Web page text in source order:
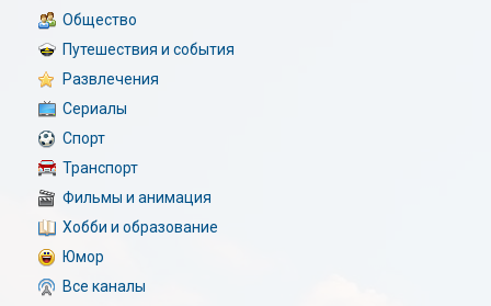
Общество
Путешествия и события
Развлечения
Сериалы
Спорт
Транспорт
Фильмы и анимация
Хобби и образование
Юмор
Все каналы